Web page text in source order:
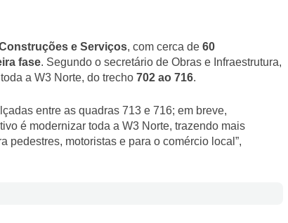
e Serviços, com cerca de 60
fase. Segundo o secretário de Obras e Infraestrutura,
a W3 Norte, do trecho 702 ao 716.
entre as quadras 713 e 716; em breve,
é modernizar toda a W3 Norte, trazendo mais
pedestres, motoristas e para o comércio local”,